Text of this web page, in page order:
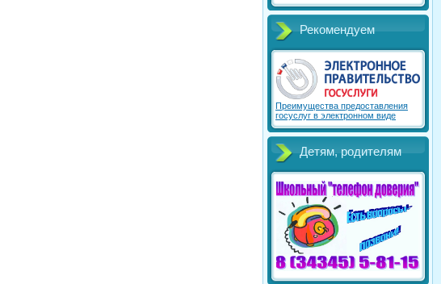
Рекомендуем
Преимущества предоставления
госуслуг в электронном виде
Детям, родителям